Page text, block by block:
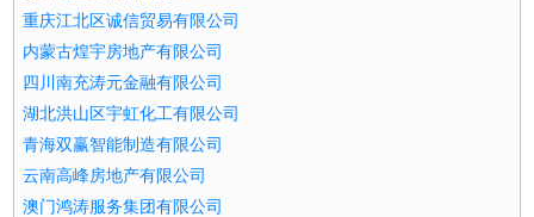
重庆江北区诚信贸易有限公司
内蒙古煌宇房地产有限公司
四川南充涛元金融有限公司
湖北洪山区宇虹化工有限公司
青海双赢智能制造有限公司
云南高峰房地产有限公司
澳门鸿涛服务集团有限公司